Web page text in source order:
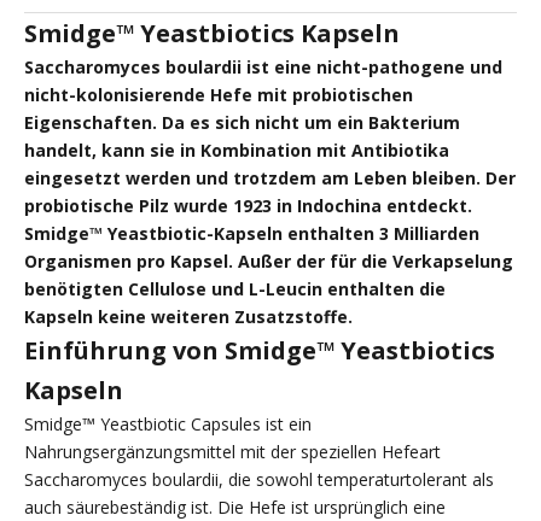
Smidge™ Yeastbiotics Kapseln
Saccharomyces boulardii ist eine nicht-pathogene und
nicht-kolonisierende Hefe mit probiotischen
Eigenschaften. Da es sich nicht um ein Bakterium
handelt, kann sie in Kombination mit Antibiotika
eingesetzt werden und trotzdem am Leben bleiben. Der
probiotische Pilz wurde 1923 in Indochina entdeckt.
Smidge™ Yeastbiotic-Kapseln enthalten 3 Milliarden
Organismen pro Kapsel. Außer der für die Verkapselung
benötigten Cellulose und L-Leucin enthalten die
Kapseln keine weiteren Zusatzstoffe.
Einführung von Smidge™ Yeastbiotics
Kapseln
Smidge™ Yeastbiotic Capsules ist ein
Nahrungsergänzungsmittel mit der speziellen Hefeart
Saccharomyces boulardii, die sowohl temperaturtolerant als
auch säurebeständig ist. Die Hefe ist ursprünglich eine